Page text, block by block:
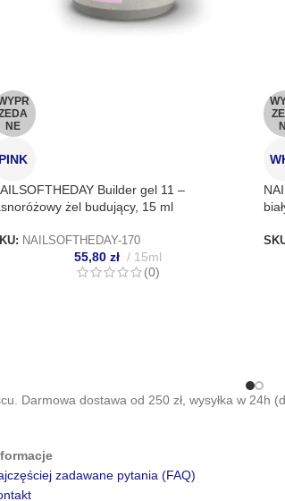
NE
PINK
Builder gel 11 –
żel budujący, 15 ml
NAILSOFTHEDAY-170
55,80zł
15ml
(0)
Darmowa dostawa od 250 zł, wysyłka w 24h
zadawane pytania (FAQ)